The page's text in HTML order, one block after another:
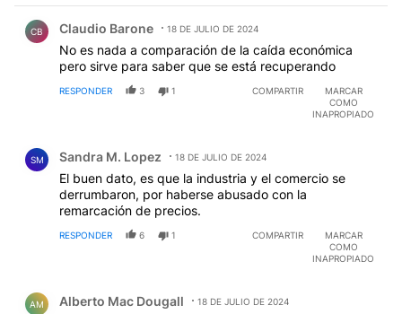
CB Claudio Barone 18 DE JULIO DE 2024
No es nada a comparación de la caída económica
pero sirve para saber que se está recuperando
RESPONDER 3 1 COMPARTIR
MARCAR
COMO
INAPROPIADO
SM Sandra M. Lopez 18 DE JULIO DE 2024
El buen dato, es que la industria y el comercio se
derrumbaron, por haberse abusado con la
remarcación de precios.
RESPONDER 6 1 COMPARTIR
MARCAR
COMO
INAPROPIADO
AM Alberto Mac Dougall 18 DE JULIO DE 2024